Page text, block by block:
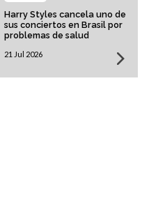
Harry Styles cancela uno de
sus conciertos en Brasil por
problemas de salud
21 Jul 2026